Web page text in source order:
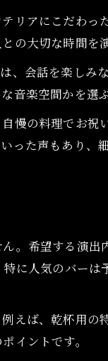
リアにこだわっ
の大切な時間を
、会話を楽しみ
楽空間かを選
慢の料理でお祝
った声もあり、
。希望する演出
に人気のバーは
えば、乾杯用の
イントです。